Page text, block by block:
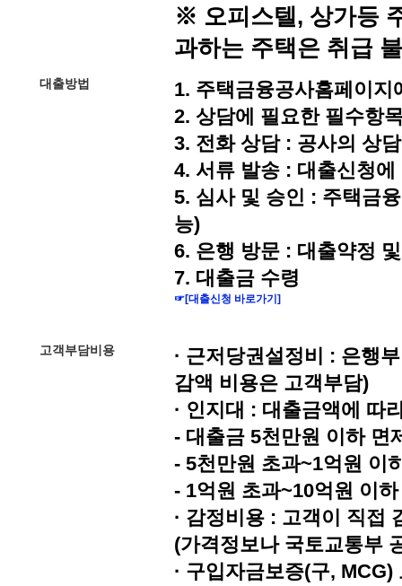
※ 오피스텔, 상가등
과하는 주택은 취급
대출방법
1. 주택금융공사홈페이
2. 상담에 필요한 필수항
3. 전화 상담 : 공사의 상
4. 서류 발송 : 대출신청
5. 심사 및 승인 : 주택금
능)
6. 은행 방문 : 대출약정
7. 대출금 수령
☞[대출신청 바로가기]
고객부담비용
· 근저당권설정비 : 은행
감액 비용은 고객부담)
· 인지대 : 대출금액에 따
- 대출금 5천만원 이하 면
- 5천만원 초과~1억원 이
- 1억원 초과~10억원 이
· 감정비용 : 고객이 직접
(가격정보나 국토교통부
· 구입자금보증(구,